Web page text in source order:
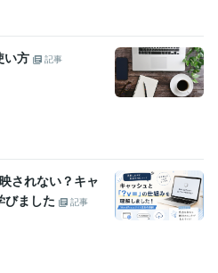
方
記事
されない？キャ
びました
記事